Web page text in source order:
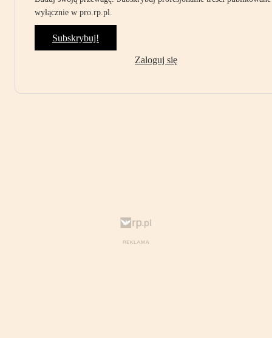
wyłącznie w pro.rp.pl.
Subskrybuj!
Zaloguj się